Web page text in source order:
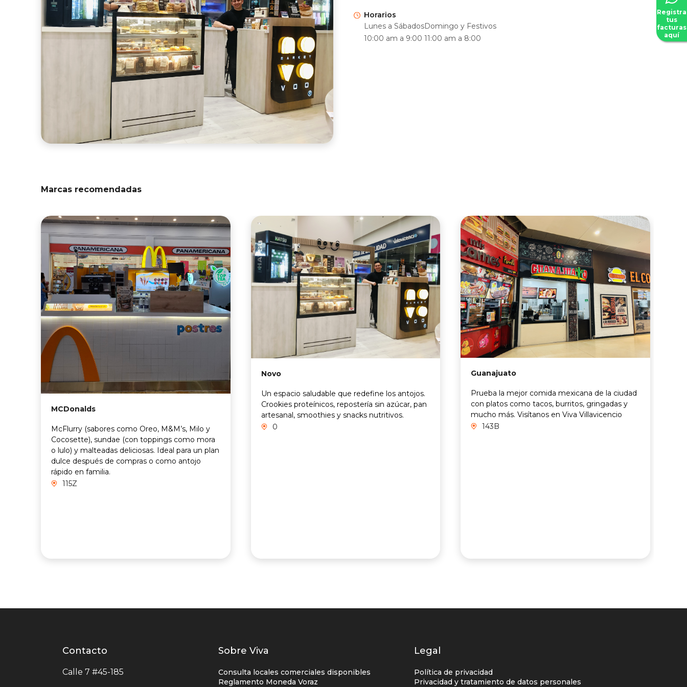
Horarios
Lunes a Sábados
10:00 am a 9:00
Domingo y Festivos
11:00 am a 8:00
Marcas recomendadas
MCDonalds
McFlurry (sabores como Oreo, M&M’s, Milo y
Cocosette), sundae (con toppings como mora
o lulo) y malteadas deliciosas. Ideal para un plan
dulce después de compras o como antojo
rápido en familia.
115Z
Novo
Un espacio saludable que redefine los antojos.
Crookies proteínicos, repostería sin azúcar, pan
artesanal, smoothies y snacks nutritivos.
0
Guanajuato
Prueba la mejor comida mexicana de la ciudad
con platos como tacos, burritos, gringadas y
mucho más. Visítanos en Viva Villavicencio
143B
Contacto
centro
Contacto
Calle 7 #45-185
Listados
enlaces
centro
Sobre Viva
Consulta locales comerciales disponibles
Reglamento Moneda Voraz
Legal
Política de privacidad
Privacidad y tratamiento de datos personales
Registra
tus
facturas
aquí